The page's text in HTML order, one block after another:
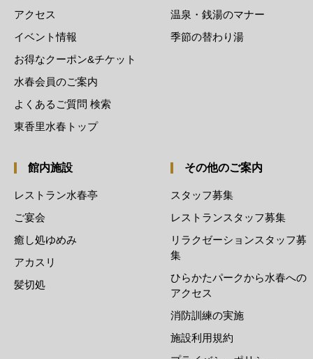
アクセス
イベント情報
お得なクーポン&チケット
水春会員のご案内
よくあるご質問 検索
東香里水春トップ
温泉・銭湯のマナー
季節の替わり湯
館内施設
レストラン水春亭
ご宴会
癒し処ゆめみ
アカスリ
髪切処
その他のご案内
スタッフ募集
レストランスタッフ募集
リラクゼーションスタッフ募
集
ひらかたパークから水春への
アクセス
消防訓練の実施
施設利用規約